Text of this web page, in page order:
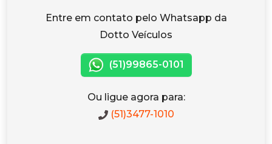
Entre em contato pelo Whatsapp da
Dotto Veículos
(51)99865-0101
Ou ligue agora para:
(51)3477-1010